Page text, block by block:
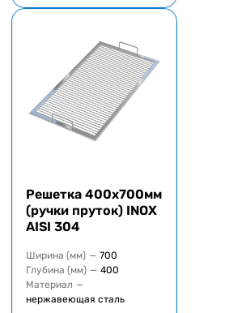
Решетка 400х700мм
(ручки пруток) INOX
AISI 304
Ширина (мм) — 700
Глубина (мм) — 400
Материал —
нержавеющая сталь